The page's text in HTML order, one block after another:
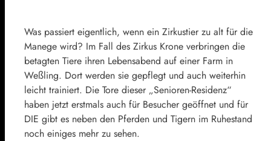
Was passiert eigentlich, wenn ein Zirkustier zu alt für die
Manege wird? Im Fall des Zirkus Krone verbringen die
betagten Tiere ihren Lebensabend auf einer Farm in
Weßling. Dort werden sie gepflegt und auch weiterhin
leicht trainiert. Die Tore dieser „Senioren-Residenz“
haben jetzt erstmals auch für Besucher geöffnet und für
DIE gibt es neben den Pferden und Tigern im Ruhestand
noch einiges mehr zu sehen.